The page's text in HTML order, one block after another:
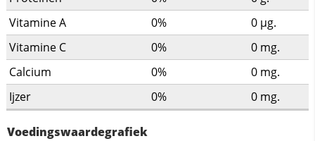
Vitamine A
0% 0 µg.
Vitamine C
0% 0 mg.
Calcium
0% 0 mg.
Ijzer
0% 0 mg.
Voedingswaardegrafiek